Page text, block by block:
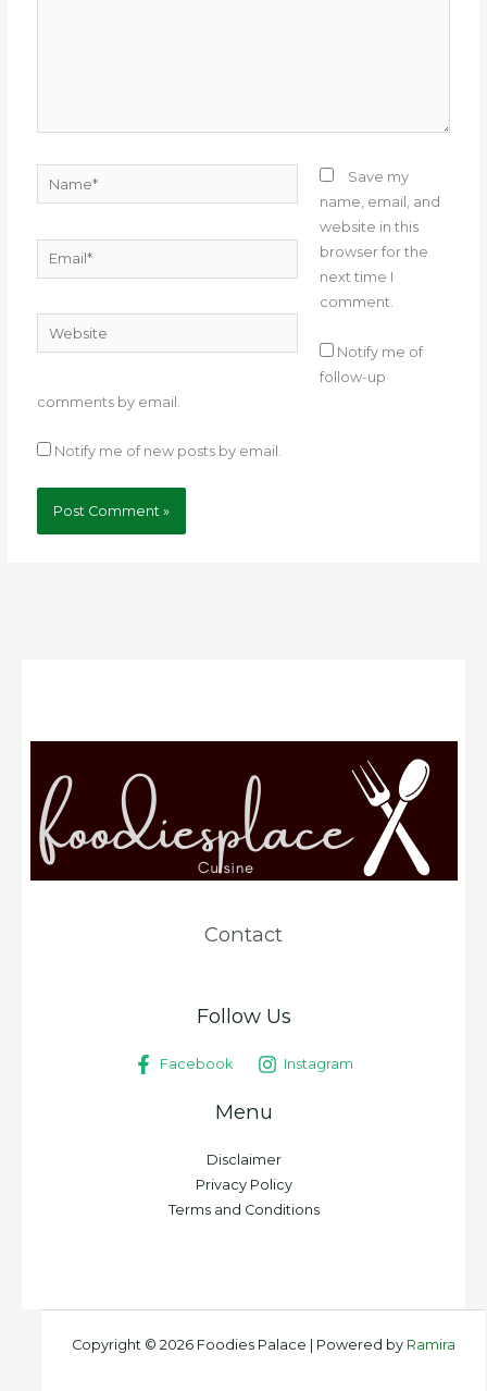
Name*
Email*
Website
Save my
name, email, and
website in this
browser for the
next time I
comment.
Notify me of
follow-up
comments by email.
Notify me of new posts by email.
Contact
Follow Us
Facebook Instagram
Menu
Disclaimer
Privacy Policy
Terms and Conditions
Copyright © 2026 Foodies Palace | Powered byRamira